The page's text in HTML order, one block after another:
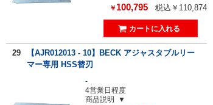
￥ 100,795 税込￥110,874
29
【AJR012013 - 10】BECK アジャスタブルリー
マー専用 HSS替刃
-
4営業日程度
商品説明